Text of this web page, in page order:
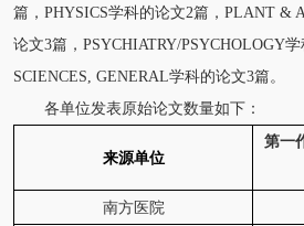
篇，PHYSICS学科的论文2篇，PLANT &
论文3篇，PSYCHIATRY/PSYCHOLOGY
SCIENCES, GENERAL学科的论文3篇。
各单位发表原始论文数量如下：
来源单位
第一
南方医院